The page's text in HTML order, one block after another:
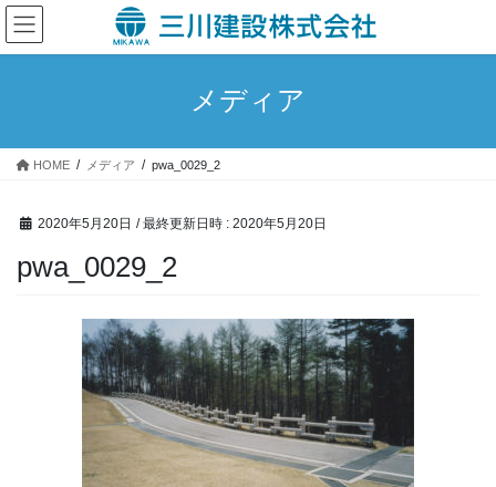
コ
ン
テ
ス
ナ
ビ
ゲ
ン
メディア
HOME メディア pwa_0029_2
2020年5月20日 / 最終更新日時 : 2020年5月20日
pwa_0029_2